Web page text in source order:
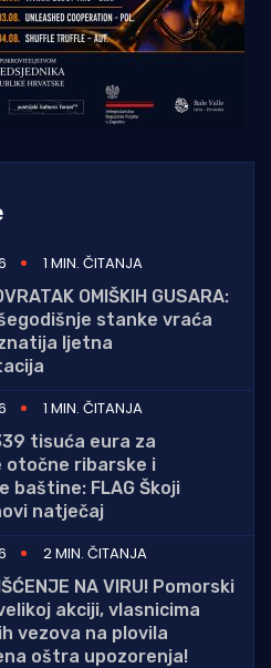
1 MIN. ČITANJA
OMIŠKIH GUSARA:
stanke vraća
ljetna
1 MIN. ČITANJA
tisuća eura za
otočne ribarske i
baštine: FLAG Škoji
natječaj
2 MIN. ČITANJA
NA VIRU! Pomorski
akciji, vlasnicima
vezova na plovila
oštra upozorenja!